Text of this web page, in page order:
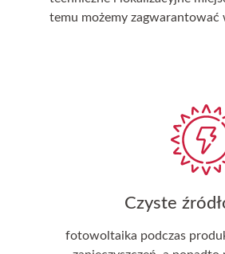
temu możemy zagwarantować
Czyste
fotowoltaika podczas